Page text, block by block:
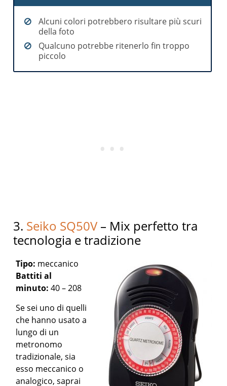
Alcuni colori potrebbero risultare più scuri
della foto
Qualcuno potrebbe ritenerlo fin troppo
piccolo
3. Seiko SQ50V – Mix perfetto tra
tecnologia e tradizione
Tipo: meccanico
Battiti al
minuto:40 – 208
Se sei uno di quelli
che hanno usato a
lungo di un
metronomo
tradizionale, sia
esso meccanico o
analogico, saprai